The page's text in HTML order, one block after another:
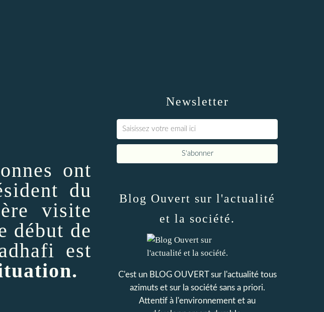
ont
du
visite
début de
est
Newsletter
Blog Ouvert sur l'actualité
et la société.
C'est un BLOG OUVERT sur l'actualité tous
azimuts et sur la société sans a priori.
Attentif à l'environnement et au